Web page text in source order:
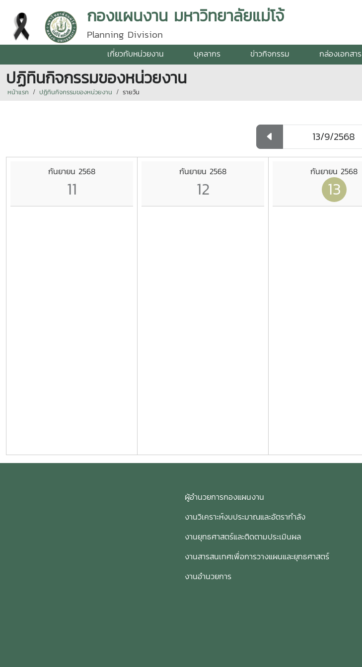
กองแผนงาน มหาวิทยาลัยแม่โจ้
Planning Division
เกี่ยวกับหน่วยงาน บุคลากร ข่าวกิจกรรม กล่องเอกสาร
ปฏิทินกิจกรรมของหน่วยงาน
หน้าแรก ปฏิทินกิจกรรมของหน่วยงาน รายวัน
กันยายน 2568
11
กันยายน 2568
12
กันยายน 2568
13
ผู้อำนวยการกองแผนงาน
งานวิเคราะห์งบประมาณและอัตรากำลัง
งานยุทธศาสตร์และติดตามประเมินผล
งานสารสนเทศเพื่อการวางแผนและยุทธศาสตร์
งานอำนวยการ